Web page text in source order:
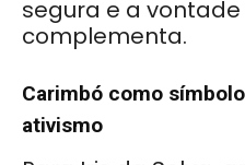
segura e a
complementa.
Carimbó como
ativismo